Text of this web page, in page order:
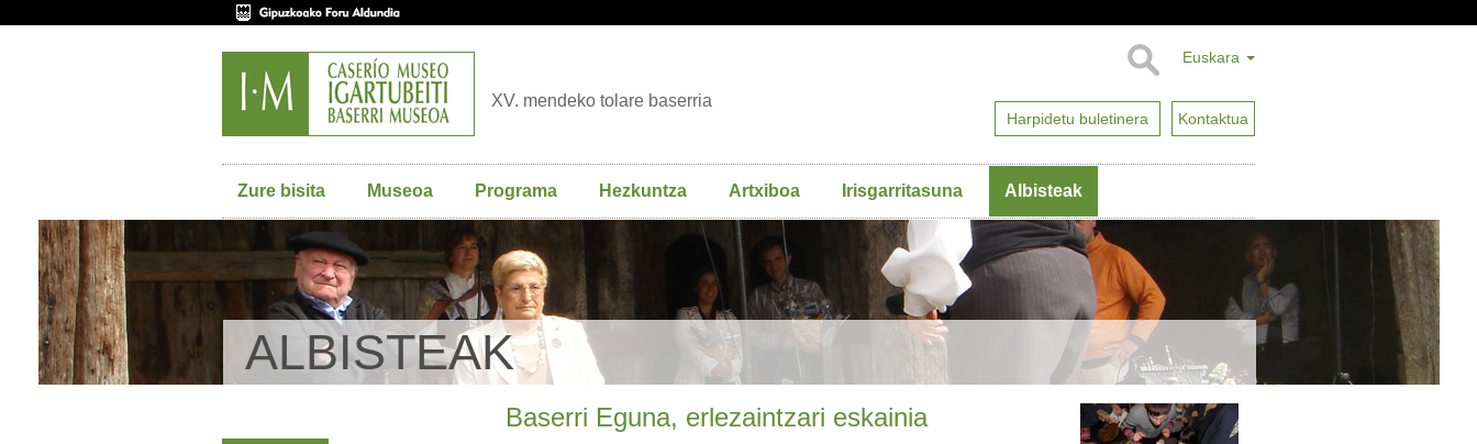
Euskara
Harpidetu buletinera Kontaktua
XV. mendeko tolare baserria
Zure bisita Museoa Programa Hezkuntza Artxiboa Irisgarritasuna Albisteak
ALBISTEAK
Baserri Eguna, erlezaintzari eskainia